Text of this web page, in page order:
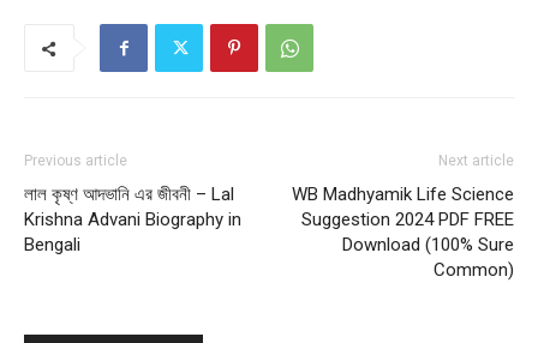
Previous article
লাল কৃষ্ণ আদভানি এর জীবনী – Lal
Krishna Advani Biography in
Bengali
Next article
WB Madhyamik Life Science
Suggestion 2024 PDF FREE
Download (100% Sure
Common)